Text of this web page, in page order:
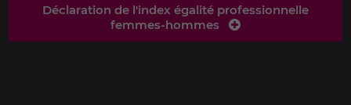
Déclaration de l'index égalité professionnelle
femmes-hommes